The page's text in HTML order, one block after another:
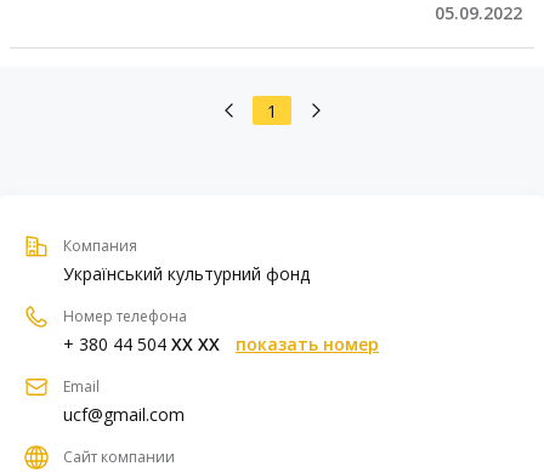
05.09.2022
1
Компания
Український культурний фонд
Номер телефона
+ 380 44 504 XX XX показать номер
Email
ucf@gmail.com
Сайт компании